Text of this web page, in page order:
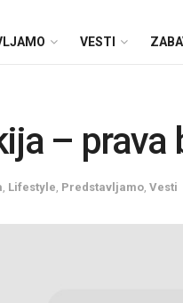
VESTI
– prava
Lifestyle Predstavljamo Vesti